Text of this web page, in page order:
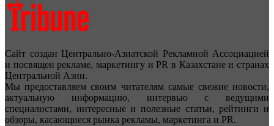
Сайт создан Центрально-Азиатской Рекламной Ассоциацией
и посвящен рекламе, маркетингу и PR в Казахстане и странах
Центральной Азии.
Мы предоставляем своим читателям самые свежие новости,
актуальную информацию, интервью с ведущими
специалистами, интересные и полезные статьи, рейтинги и
обзоры, касающиеся рынка рекламы, маркетинга и PR.